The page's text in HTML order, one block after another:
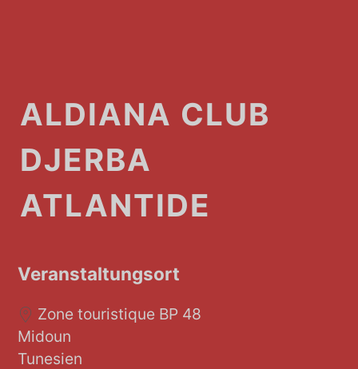
ALDIANA CLUB
DJERBA
ATLANTIDE
Veranstaltungsort
Zone touristique BP 48
Midoun
Tunesien